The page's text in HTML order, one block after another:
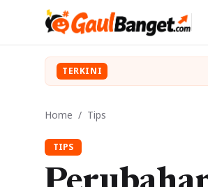
TERKINI
Home / Tips
TIPS